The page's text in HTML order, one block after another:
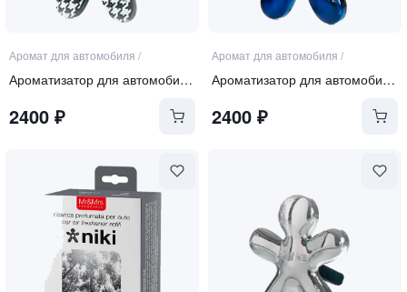
Аромат для автомобиля /
Ароматизатор для автомобиля черно-белый "BLACK ORCHID"
2400 ₽
Аромат для автомобиля /
Ароматизатор для автомобиля синий "EQUILIBRIUM"
2400₽